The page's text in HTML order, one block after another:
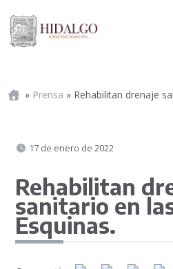
Portada
» Prensa » Rehabilitan drenaje
17 de enero de 2022
Rehabilitan
sanitario en
Esquinas.